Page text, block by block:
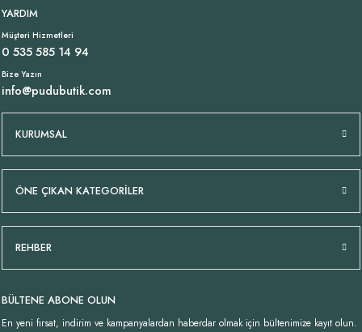
2.299,00 TL
YARDIM
Müşteri Hizmetleri
0 535 585 14 94
Bize Yazın
info@pudubutik.com
KURUMSAL
ÖNE ÇIKAN KATEGORİLER
REHBER
BÜLTENE ABONE OLUN
En yeni fırsat, indirim ve kampanyalardan haberdar olmak için bültenimize kayıt olun.